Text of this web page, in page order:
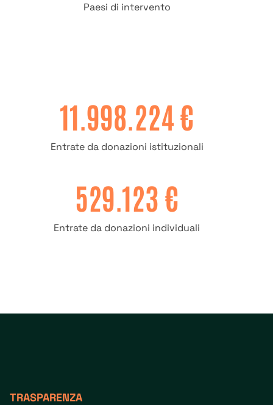
Paesi di intervento
11.998.224 €
Entrate da donazioni istituzionali
529.123 €
Entrate da donazioni individuali
TRASPARENZA